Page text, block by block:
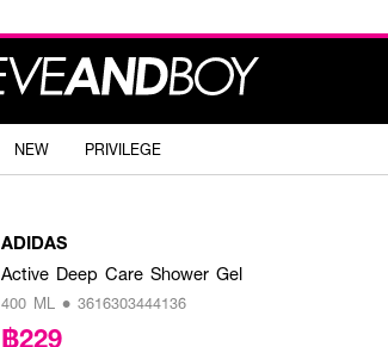
NEW PRIVILEGE
ADIDAS
Active Deep Care Shower Gel
400 ML • 3616303444136
฿229